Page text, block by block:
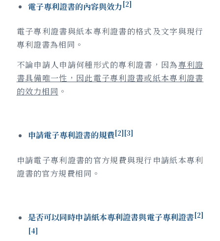
電子專利證書的內容與效力[2]
電子專利證書與紙本專利證書的格式及文字與現行
專利證書為相同。
不論申請人申請何種形式的專利證書，因為專利證
書具備唯一性，因此電子專利證書或紙本專利證書
的效力相同 。
申請電子專利證書的規費[2][3]
申請電子專利證書的官方規費與現行申請紙本專利
證書的官方規費相同。
是否可以同時申請紙本專利證書與電子專利證書[2]
[4]